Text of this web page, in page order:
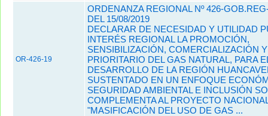
OR-426-19
ORDENANZA REGIONAL Nº 426-
DEL 15/08/2019
DECLARAR DE NECESIDAD Y UTILIDAD
INTERÉS REGIONAL LA PROMOCIÓN,
SENSIBILIZACIÓN, COMERCIALIZACIÓN
PRIORITARIO DEL GAS NATURAL, PARA
DESARROLLO DE LA REGIÓN
SUSTENTADO EN UN ENFOQUE
SEGURIDAD AMBIENTAL E INCLUSIÓN
COMPLEMENTA AL PROYECTO
"MASIFICACIÓN DEL USO DE GAS ...